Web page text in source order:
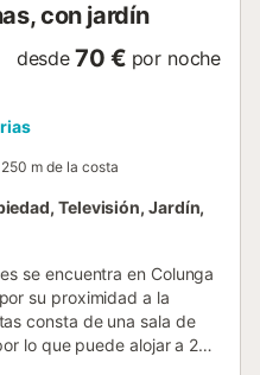
con jardín
desde 70 € por noche
250 m de la costa
Televisión, Jardín,
se encuentra en Colunga
su proximidad a la
consta de una sala de
lo que puede alojar a 2